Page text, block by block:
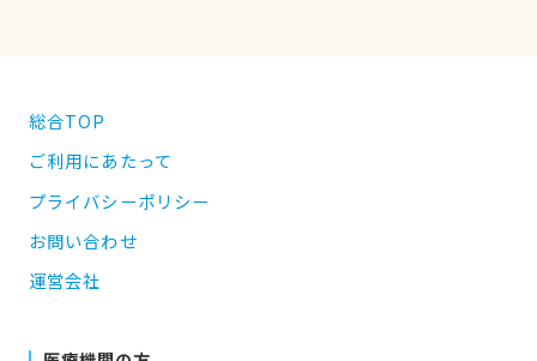
総合TOP
ご利用にあたって
プライバシーポリシー
お問い合わせ
運営会社